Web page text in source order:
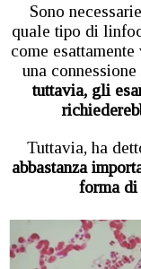
Sono
quale tipo di
come
una
tuttavia, gli
Tuttavia, ha
abbastanza
forma di